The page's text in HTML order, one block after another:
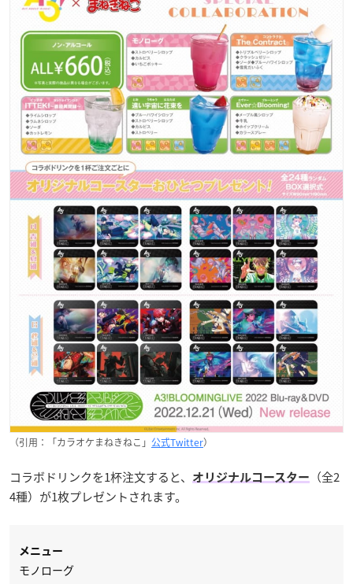
（引用：「カラオケまねきねこ」 公式Twitter）
コラボドリンクを1杯注文すると、 オリジナルコースター
（全2
4種）が1枚プレゼントされます。
メニュー
モノローグ